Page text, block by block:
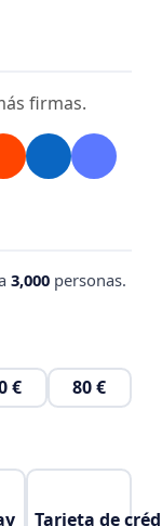
firmas.
3,000 personas.
€ 80 €
Tarjeta de